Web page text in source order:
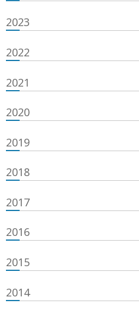
2023
2022
2021
2020
2019
2018
2017
2016
2015
2014